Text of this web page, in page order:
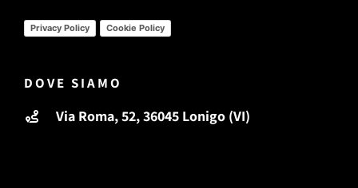
Privacy Policy Cookie Policy
DOVE SIAMO
Via Roma, 52, 36045 Lonigo (VI)